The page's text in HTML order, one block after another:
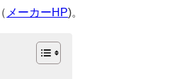
メーカーHP)。